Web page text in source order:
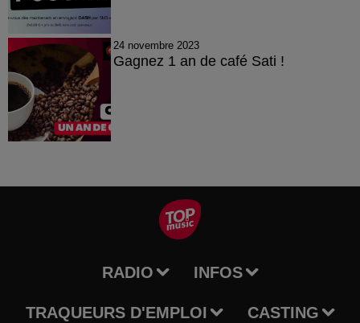
24 novembre 2023
Gagnez 1 an de café Sati !
RADIO INFOS
TRAQUEURS D'EMPLOI CASTING